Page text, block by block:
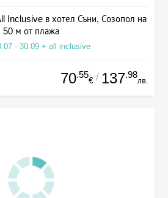
Inclusive в хотел Съни, Созопол на
50 м от плажа
- 30.09 + all inclusive
70.55
€ / 137.98
лв.